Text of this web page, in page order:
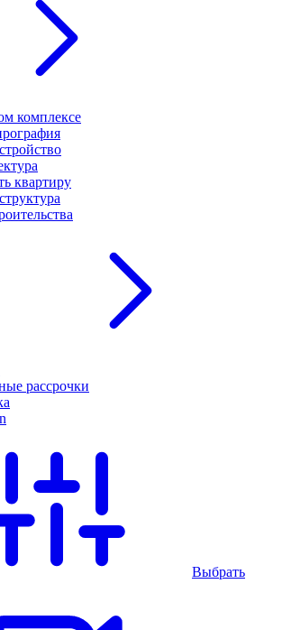
комплексе
квартиру
рассрочки
Выбрать